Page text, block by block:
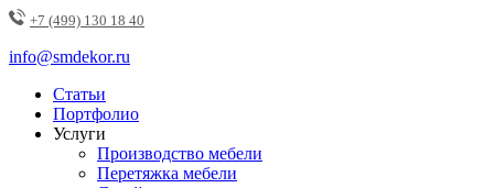
+7 (499) 130 18 40
info@smdekor.ru
Статьи
Портфолио
Услуги
Производство мебели
Перетяжка мебели